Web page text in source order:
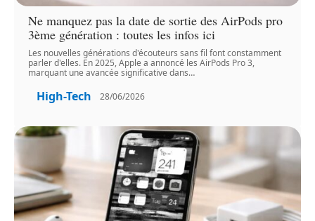
Ne manquez pas la date de sortie des AirPods pro
3ème génération : toutes les infos ici
Les nouvelles générations d'écouteurs sans fil font constamment
parler d'elles. En 2025, Apple a annoncé les AirPods Pro 3,
marquant une avancée significative dans…
High-Tech 28/06/2026